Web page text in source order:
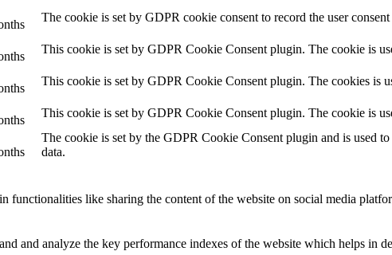
The cookie is set by GDPR cookie consent to record the user
This cookie is set by GDPR Cookie Consent plugin. The cookie is
This cookie is set by GDPR Cookie Consent plugin. The cookies is
This cookie is set by GDPR Cookie Consent plugin. The cookie is
The cookie is set by the GDPR Cookie Consent plugin and is used
data.
functionalities like sharing the content of the website on social media
and analyze the key performance indexes of the website which helps in